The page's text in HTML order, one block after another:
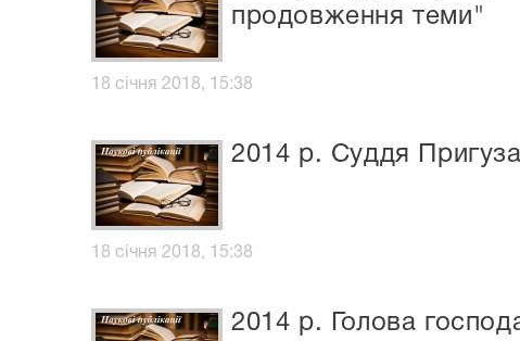
продовження теми"
18 січня 2018, 15:38
2014 р. Суддя
18 січня 2018, 15:38
2014 р. Голова